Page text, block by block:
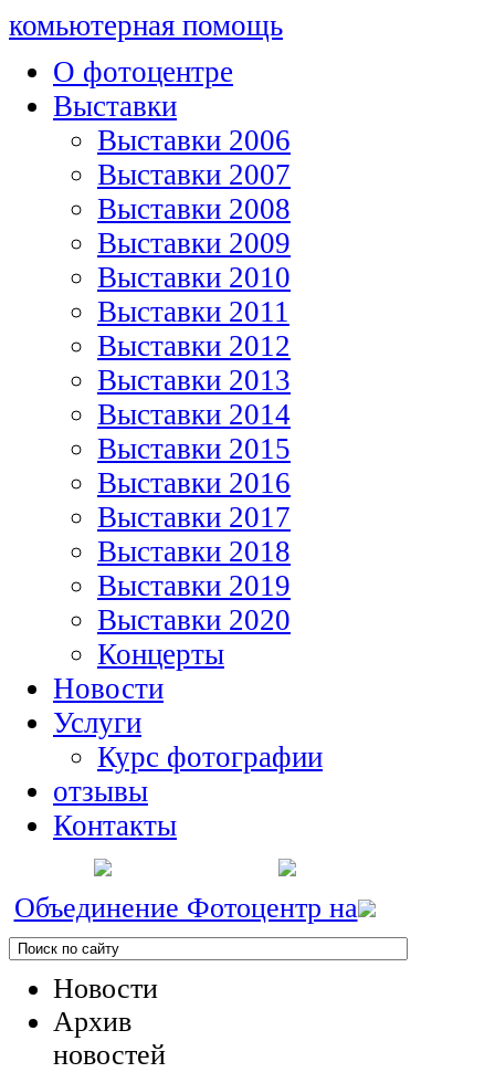
комьютерная помощь
О фотоцентре
Выставки
Выставки 2006
Выставки 2007
Выставки 2008
Выставки 2009
Выставки 2010
Выставки 2011
Выставки 2012
Выставки 2013
Выставки 2014
Выставки 2015
Выставки 2016
Выставки 2017
Выставки 2018
Выставки 2019
Выставки 2020
Концерты
Новости
Услуги
Курс фотографии
отзывы
Контакты
Объединение Фотоцентр на
Новости
Архив
новостей